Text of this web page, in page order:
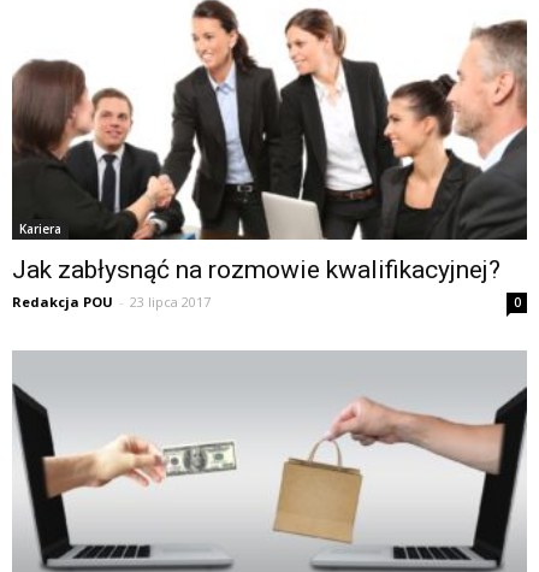
Kariera
Jak zabłysnąć na rozmowie kwalifikacyjnej?
Redakcja POU - 23 lipca 2017 0